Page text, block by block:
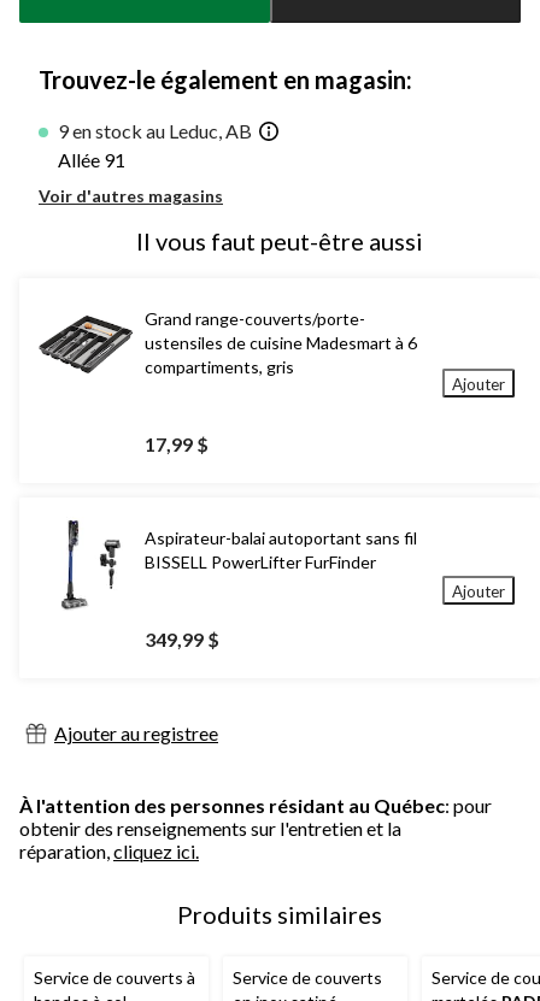
à
Trouvez-le également en magasin:
9 en stock au Leduc, AB
Allée 91
Voir d'autres magasins
Il vous faut peut-être aussi
Grand range-couverts/porte-
ustensiles de cuisine Madesmart à 6
compartiments, gris
17,99 $
Ajouter
Aspirateur-balai autoportant sans fil
BISSELL PowerLifter FurFinder
349,99 $
Ajouter
Ajouter au registree
À l'attention des personnes résidant au Québec: pour
obtenir des renseignements sur l'entretien et la
réparation,cliquez ici.
Produits similaires
Service de couverts à
Service de couverts
Service de